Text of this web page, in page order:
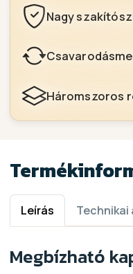
Nagy
Háromszoros
Leírás Technikai
Megbízható